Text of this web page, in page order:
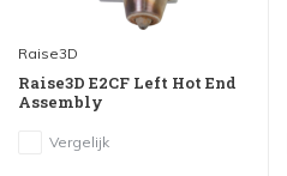
Raise3D
Raise3D E2CF Left Hot End
Assembly
Vergelijk